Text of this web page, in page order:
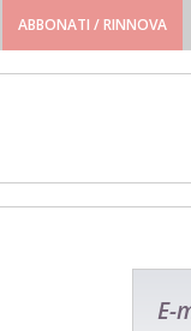
ABBONATI / RINNOVA
E-